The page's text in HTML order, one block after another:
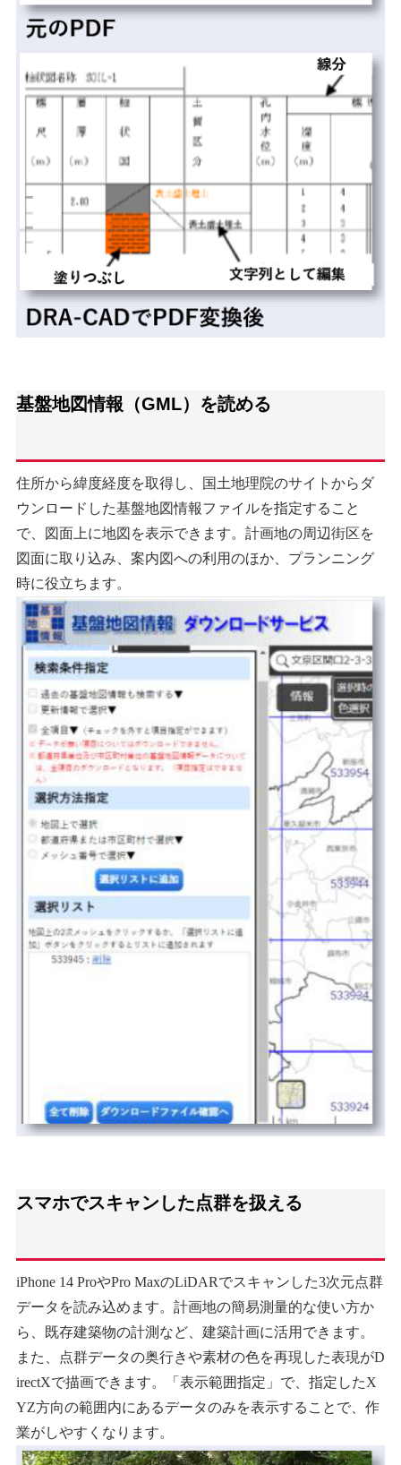
基盤地図情報（GML）を読める
住所から緯度経度を取得し、国土地理院のサイトからダ
ウンロードした基盤地図情報ファイルを指定すること
で、図面上に地図を表示できます。計画地の周辺街区を
図面に取り込み、案内図への利用のほか、プランニング
時に役立ちます。
スマホでスキャンした点群を扱える
iPhone 14 ProやPro MaxのLiDARでスキャンした3次元点群
データを読み込めます。計画地の簡易測量的な使い方か
ら、既存建築物の計測など、建築計画に活用できます。
また、点群データの奥行きや素材の色を再現した表現がD
irectXで描画できます。「表示範囲指定」で、指定したX
YZ方向の範囲内にあるデータのみを表示することで、作
業がしやすくなります。